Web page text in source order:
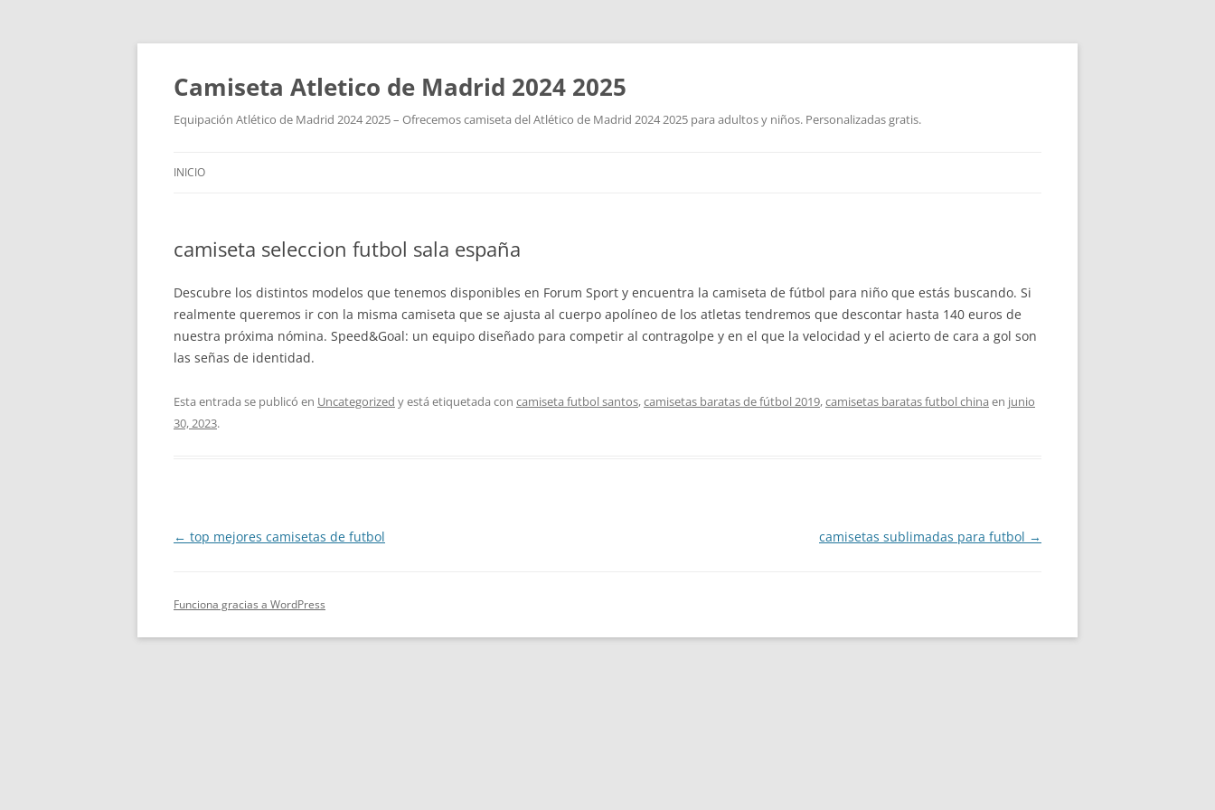
Camiseta Atletico de Madrid 2024 2025
Equipación Atlético de Madrid 2024 2025 – Ofrecemos camiseta del Atlético de Madrid 2024 2025 para adultos y niños. Personalizadas gratis.
INICIO
camiseta seleccion futbol sala españa
Descubre los distintos modelos que tenemos disponibles en Forum Sport y encuentra la camiseta de fútbol para niño que estás buscando. Si
realmente queremos ir con la misma camiseta que se ajusta al cuerpo apolíneo de los atletas tendremos que descontar hasta 140 euros de
nuestra próxima nómina. Speed&Goal: un equipo diseñado para competir al contragolpe y en el que la velocidad y el acierto de cara a gol son
las señas de identidad.
Esta entrada se publicó en Uncategorized y está etiquetada con camiseta futbol santos,camisetas baratas de fútbol 2019,camisetas baratas futbol china en junio
30, 2023.
Navegación
← top mejores camisetas de futbol camisetas sublimadas para futbol →
Funciona gracias a WordPress